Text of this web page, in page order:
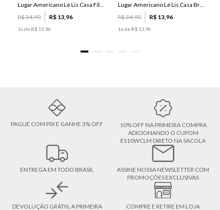
Lugar Americano Le Lis Casa Filipa
R$34,90 R$ 13 96
1x de R$ 13 96
Lugar Americano Le Lis Casa Brenda
R$34,90 R$ 13 96
1x de R$ 13 96
PAGUE COM PIX E GANHE 3% OFF
10% OFF NA PRIMEIRA COMPRA
ADICIONANDO O CUPOM
ES10WCLM DIRETO NA SACOLA
ENTREGA EM TODO BRASIL
ASSINE NOSSA NEWSLETTER COM
PROMOÇÕES EXCLUSIVAS
DEVOLUÇÃO GRÁTIS, A PRIMEIRA
COMPRE E RETIRE EM LOJA